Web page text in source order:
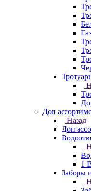
Доп
Назад
Доп
1
Заборы